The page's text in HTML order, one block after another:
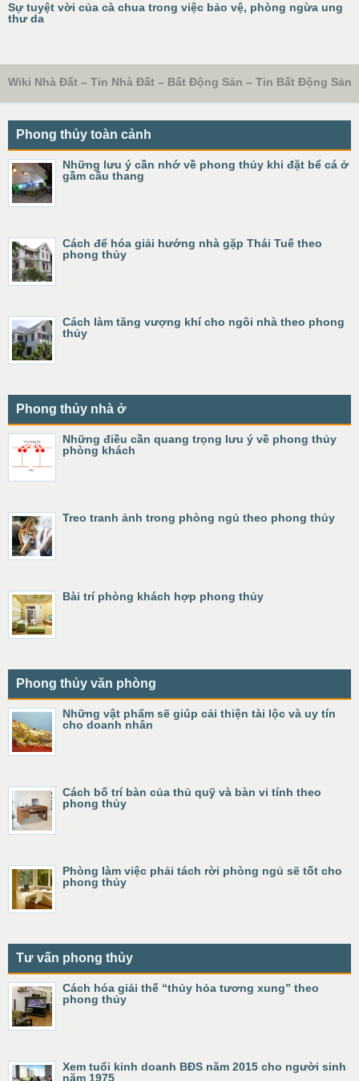
Sự tuyệt vời của cà chua trong việc bảo vệ, phòng ngừa ung
thư da
Wiki Nhà Đất – Tin Nhà Đất – Bất Động Sản – Tin Bất Động Sản
Phong thủy toàn cảnh
Những lưu ý cần nhớ về phong thủy khi đặt bể cá ở
gầm cầu thang
Cách để hóa giải hướng nhà gặp Thái Tuế theo
phong thủy
Cách làm tăng vượng khí cho ngôi nhà theo phong
thủy
Phong thủy nhà ở
Những điều cần quang trọng lưu ý về phong thủy
phòng khách
Treo tranh ảnh trong phòng ngủ theo phong thủy
Bài trí phòng khách hợp phong thủy
Phong thủy văn phòng
Những vật phẩm sẽ giúp cải thiện tài lộc và uy tín
cho doanh nhân
Cách bố trí bàn của thủ quỹ và bàn vi tính theo
phong thủy
Phòng làm việc phải tách rời phòng ngủ sẽ tốt cho
phong thủy
Tư vấn phong thủy
Cách hóa giải thế “thủy hỏa tương xung” theo
phong thủy
Xem tuổi kinh doanh BĐS năm 2015 cho người sinh
năm 1975